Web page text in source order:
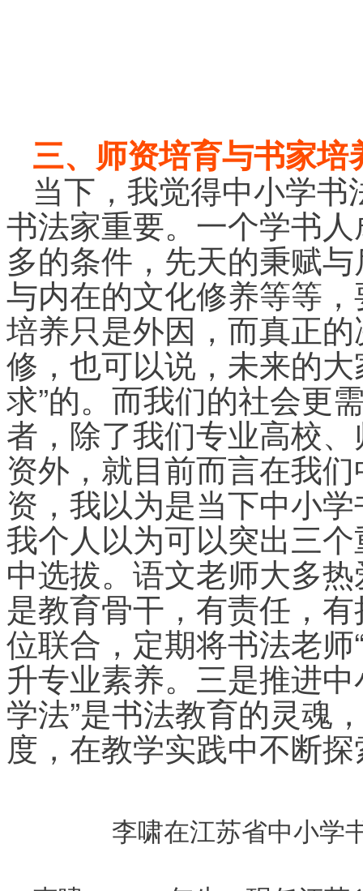
三、师资培育与书家培
当下，我觉得中小学
书法家重要。一个学书
多的条件，先天的秉赋
与内在的文化修养等等
培养只是外因，而真正
修，也可以说，未来的
求”的。而我们的社会更
者，除了我们专业高校
资外，就目前而言在我
资，我以为是当下中小
我个人以为可以突出三
中选拔。语文老师大多
是教育骨干，有责任，
位联合，定期将书法老
升专业素养。三是推进中
学法”是书法教育的灵魂
度，在教学实践中不断
李啸在江苏省中小学